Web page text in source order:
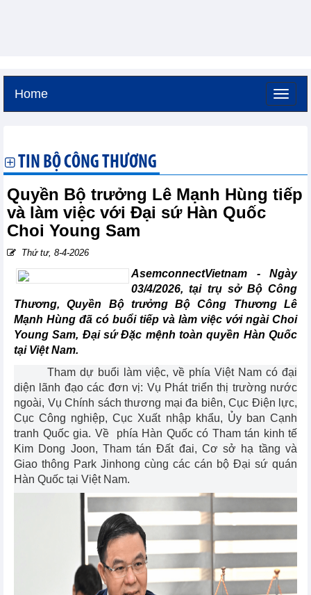
Home
TIN BỘ CÔNG THƯƠNG
Quyền Bộ trưởng Lê Mạnh Hùng tiếp
và làm việc với Đại sứ Hàn Quốc
Choi Young Sam
Thứ tư, 8-4-2026
AsemconnectVietnam - Ngày
03/4/2026, tại trụ sở Bộ Công
Thương, Quyền Bộ trưởng Bộ Công Thương Lê
Mạnh Hùng đã có buổi tiếp và làm việc với ngài Choi
Young Sam, Đại sứ Đặc mệnh toàn quyền Hàn Quốc
tại Việt Nam.
Tham dự buổi làm việc, về phía Việt Nam có đại
diện lãnh đạo các đơn vị: Vụ Phát triển thị trường nước
ngoài, Vụ Chính sách thương mại đa biên, Cục Điện lực,
Cục Công nghiệp, Cục Xuất nhập khẩu, Ủy ban Cạnh
tranh Quốc gia. Về phía Hàn Quốc có Tham tán kinh tế
Kim Dong Joon, Tham tán Đất đai, Cơ sở hạ tầng và
Giao thông Park Jinhong cùng các cán bộ Đại sứ quán
Hàn Quốc tại Việt Nam.